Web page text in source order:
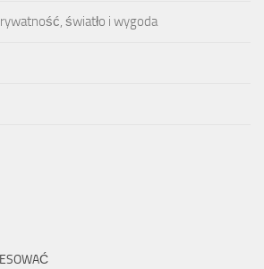
światło i wygoda